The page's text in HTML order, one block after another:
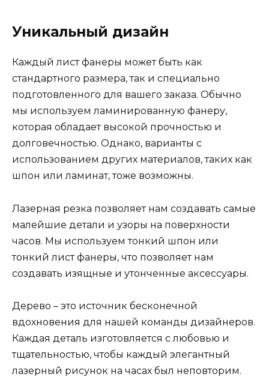
Уникальный дизайн
Каждый лист фанеры может быть как
стандартного размера, так и специально
подготовленного для вашего заказа. Обычно
мы используем ламинированную фанеру,
которая обладает высокой прочностью и
долговечностью. Однако, варианты с
использованием других материалов, таких как
шпон или ламинат, тоже возможны.
Лазерная резка позволяет нам создавать самые
малейшие детали и узоры на поверхности
часов. Мы используем тонкий шпон или
тонкий лист фанеры, что позволяет нам
создавать изящные и утонченные аксессуары.
Дерево – это источник бесконечной
вдохновения для нашей команды дизайнеров.
Каждая деталь изготовляется с любовью и
тщательностью, чтобы каждый элегантный
лазерный рисунок на часах был неповторим.